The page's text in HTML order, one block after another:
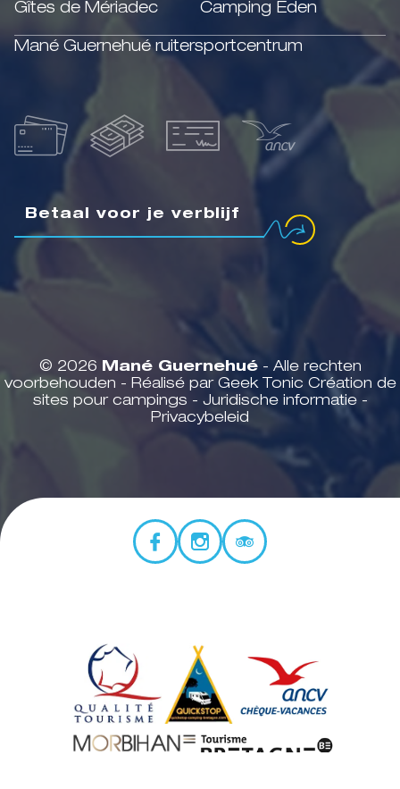
Gîtes de Mériadec Camping Eden
Mané Guernehué ruitersportcentrum
Betaal voor je verblijf
© 2026 Mané Guernehué- Alle rechten
voorbehouden - Réalisé par Geek Tonic Création de
sites pour campings - Juridische informatie -
Privacybeleid